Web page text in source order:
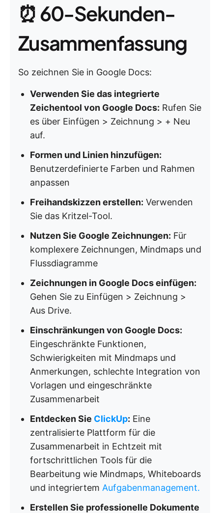
⏰ 60-Sekunden-
Zusammenfassung
So zeichnen Sie in Google Docs:
Verwenden Sie das integrierte
Zeichentool von Google Docs: Rufen Sie
es über Einfügen > Zeichnung > + Neu
auf.
Formen und Linien hinzufügen:
Benutzerdefinierte Farben und Rahmen
anpassen
Freihandskizzen erstellen: Verwenden
Sie das Kritzel-Tool.
Nutzen Sie Google Zeichnungen: Für
komplexere Zeichnungen, Mindmaps und
Flussdiagramme
Zeichnungen in Google Docs einfügen:
Gehen Sie zu Einfügen > Zeichnung >
Aus Drive.
Einschränkungen von Google Docs:
Eingeschränkte Funktionen,
Schwierigkeiten mit Mindmaps und
Anmerkungen, schlechte Integration von
Vorlagen und eingeschränkte
Zusammenarbeit
Entdecken Sie ClickUp: Eine
zentralisierte Plattform für die
Zusammenarbeit in Echtzeit mit
fortschrittlichen Tools für die
Bearbeitung wie Mindmaps, Whiteboards
und integriertem Aufgabenmanagement.
Erstellen Sie professionelle Dokumente